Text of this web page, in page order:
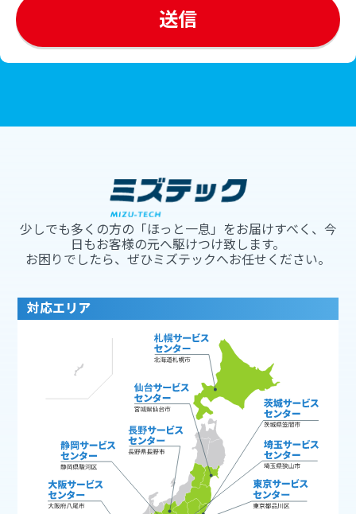
少しでも多くの方の「ほっと一息」をお届けすべく、今
日もお客様の元へ駆けつけ致します。
お困りでしたら、ぜひミズテックへお任せください。
対応エリア